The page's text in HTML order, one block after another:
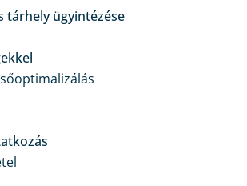
tárhely ügyintézése